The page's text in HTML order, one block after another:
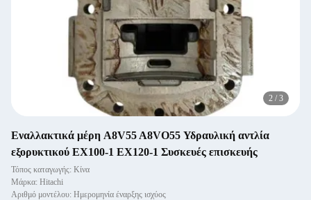
2 / 3
Εναλλακτικά μέρη A8V55 A8VO55 Υδραυλική αντλία
εξορυκτικού EX100-1 EX120-1 Συσκευές επισκευής
Τόπος καταγωγής: Κίνα
Μάρκα: Hitachi
Αριθμό μοντέλου: Ημερομηνία έναρξης ισχύος